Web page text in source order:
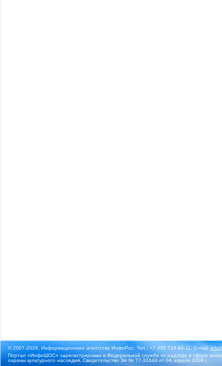
© 2007-2026, Информационное агентство ИнфоРос. Тел.: +7 495 718-84-11, E-mail:
Портал «ИнфоШОС» зарегистрирован в Федеральной службе по надзору в сфере
охраны культурного наследия. Свидетельство Эл № 77-31649 от 04 апреля 2008 г.